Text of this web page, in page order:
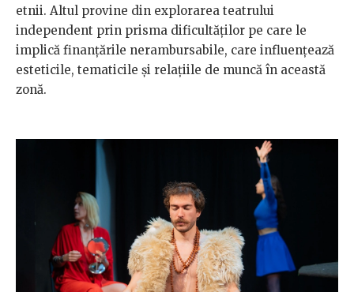
etnii. Altul provine din explorarea teatrului
independent prin prisma dificultăților pe care le
implică finanțările nerambursabile, care influențează
esteticile, tematicile și relațiile de muncă în această
zonă.